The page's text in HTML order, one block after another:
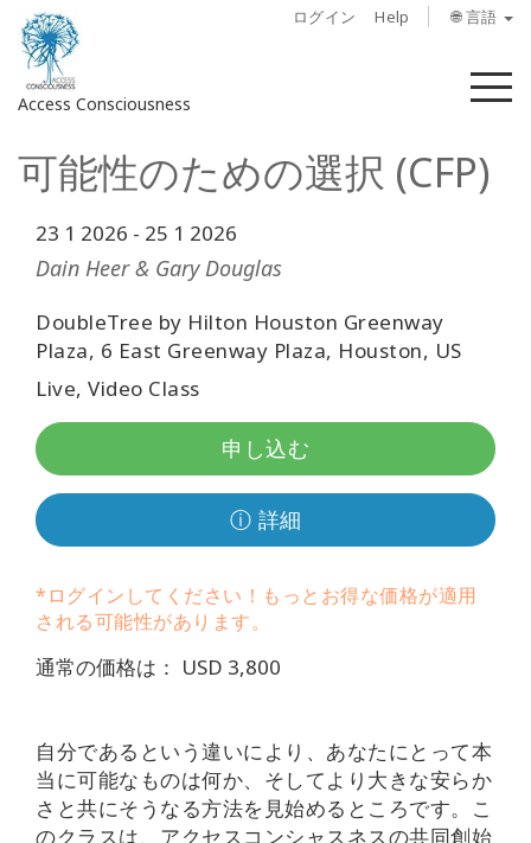
ログイン Help 🌐 言語
Access Consciousness
メ
カ
ウ
ン
ト
に
サ
ン
イ
概
要
Access
Bars
地
ク
ラ
ス
可能性のための選択 (CFP)
23 1 2026 - 25 1 2026
Dain Heer & Gary Douglas
DoubleTree by Hilton Houston Greenway
Plaza, 6 East Greenway Plaza, Houston, US
Live, Video Class
申し込む
ⓘ 詳細
*ログインしてください！もっとお得な価格が適用
される可能性があります。
通常の価格は： USD 3,800
自分であるという違いにより、あなたにとって本
当に可能なものは何か、そしてより大きな安らか
さと共にそうなる方法を見始めるところです。こ
のクラスは、アクセスコンシャスネスの共同創始